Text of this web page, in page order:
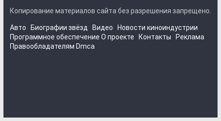
Копирование материалов сайта без разрешения запрещено.
Авто Биографии звёзд Видео
Новости киноиндустрии
Программное обеспечение О проекте Контакты
Реклама
Правообладателям Dmca